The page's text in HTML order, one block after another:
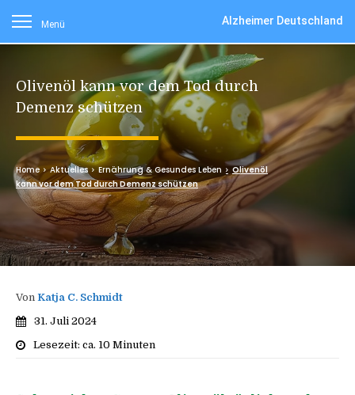
Olivenöl kann vor dem Tod durch
Demenz schützen
Home Aktuelles Ernährung & Gesundes Leben
Olivenöl
kann vor dem Tod durch Demenz schützen
Von Katja C. Schmidt
31. Juli 2024
Lesezeit: ca. 10 Minuten
Menü Alzheimer Deutschland